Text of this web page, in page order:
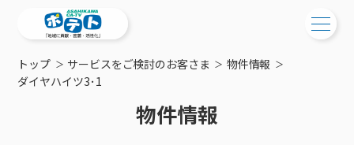
ご検討中の方
トップ サービスをご検討のお客さま
物件情報
ダイヤハイツ3･1
物件情報